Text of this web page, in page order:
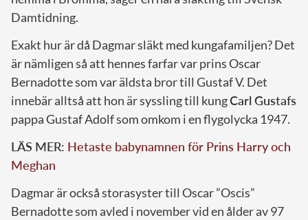
Damtidning.
Exakt hur är då Dagmar släkt med kungafamiljen? Det
är nämligen så att hennes farfar var prins Oscar
Bernadotte som var äldsta bror till Gustaf V. Det
innebär alltså att hon är syssling till kungCarl Gustafs
pappa Gustaf Adolf som omkom i en flygolycka 1947.
LÄS MER: Hetaste babynamnen för Prins Harry och
Meghan
Dagmar är också storasyster till Oscar ”Oscis”
Bernadotte som avled i november vid en ålder av 97